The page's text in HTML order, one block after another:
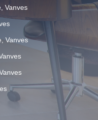
Vanves
Vanves